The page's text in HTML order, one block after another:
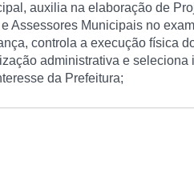
auxilia na elaboração de
Assessores Municipais no
controla a execução física
administrativa e seleciona
da Prefeitura;